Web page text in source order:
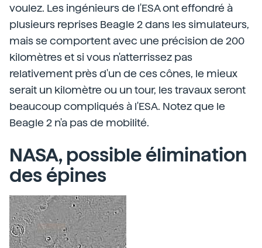
voulez. Les ingénieurs de l'ESA ont effondré à
plusieurs reprises Beagle 2 dans les simulateurs,
mais se comportent avec une précision de 200
kilomètres et si vous n'atterrissez pas
relativement près d'un de ces cônes, le mieux
serait un kilomètre ou un tour, les travaux seront
beaucoup compliqués à l'ESA. Notez que le
Beagle 2 n'a pas de mobilité.
NASA, possible élimination
des épines